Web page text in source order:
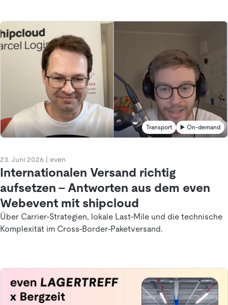
Transport ▶️ On-demand
23. Juni 2026 even
Internationalen Versand richtig
aufsetzen – Antworten aus dem even
Webevent mit shipcloud
Über Carrier-Strategien, lokale Last-Mile und die technische
Komplexität im Cross-Border-Paketversand.